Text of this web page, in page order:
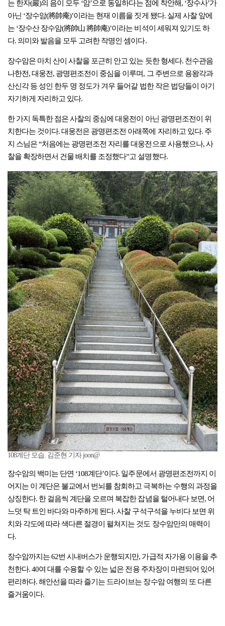
는 한자(巖)의 음이 모두 ‘암’으로 동일하다는 점에 착안해, ‘장수사’가
아닌 ‘장수암(將帥庵)’이라는 현재 이름을 짓게 됐다. 실제 사찰 앞에
는 ‘장수산 장수암(將帥山 將帥庵)’이라는 비석이 세워져 있기도 하
다. 의미와 발음을 모두 고려한 작명인 셈이다.
장수암은 마치 산이 사찰을 포근히 안고 있는 듯한 형세다. 천수관음
나한전, 대웅전, 광명편조전이 중심을 이루며, 그 주변으로 용왕각과
산신각 등 성인 한두 명 정도가 겨우 들어갈 법한 작은 법당들이 아기
자기하게 자리하고 있다.
한 가지 독특한 점은 사찰의 중심에 대웅전이 아닌 광명편조전이 위
치한다는 것이다. 대웅전은 광명편조전 아래쪽에 자리하고 있다. 주
지 스님은 “처음에는 광명편조전 자리를 대웅전으로 사용했으나, 사
찰을 확장하면서 건물 배치를 조정했다”고 설명했다.
108계단 모습. 김준현 기자 joon@
장수암의 백미는 단연 ‘108계단’이다. 일주문에서 광명편조전까지 이
어지는 이 계단은 불교에서 번뇌를 참회하고 극복하는 수행의 과정을
상징한다. 한 걸음씩 계단을 오르며 복잡한 잡념을 털어내다 보면, 어
느덧 탁 트인 바다와 마주하게 된다. 사찰 구석구석을 누비다 보면 위
치와 각도에 따라 색다른 절경이 펼쳐지는 것도 장수암만의 매력이
다.
장수암까지는 62번 시내버스가 운행되지만, 가급적 자가용 이용을 추
천한다. 40여 대를 수용할 수 있는 넓은 전용 주차장이 마련되어 있어
편리하다. 해안선을 따라 즐기는 드라이브는 장수암 여행의 또 다른
즐거움이다.